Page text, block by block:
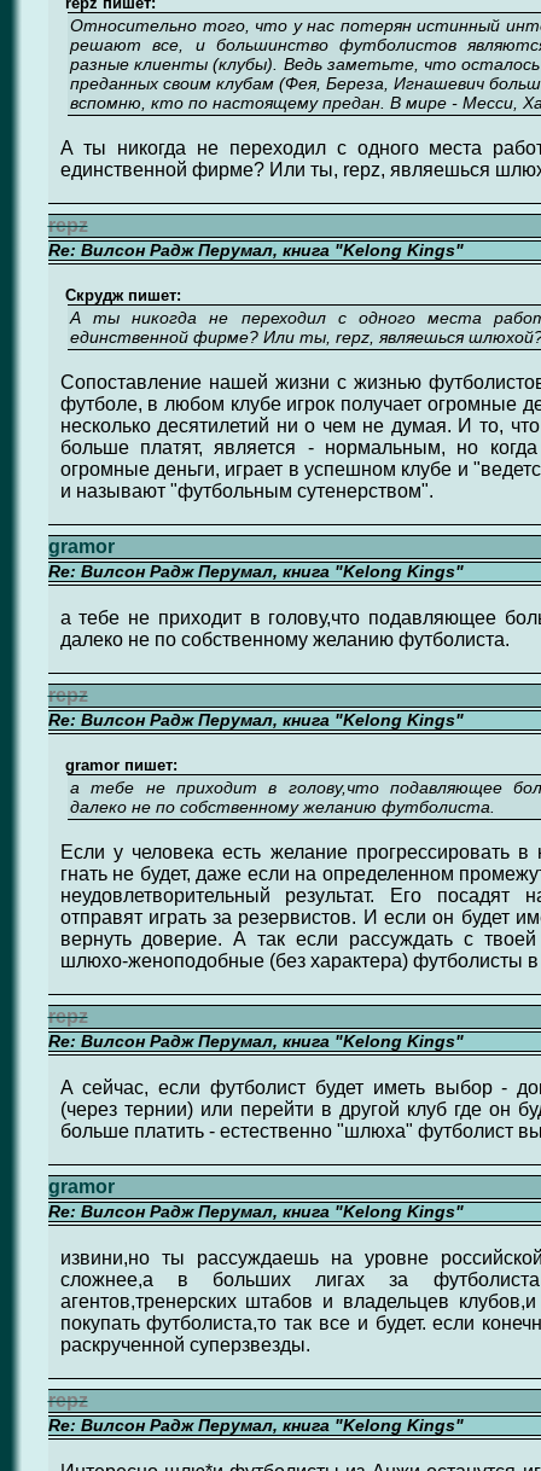
Относительно того, что у нас потерян истинный
решают все, и большинство футболистов
разные клиенты (клубы). Ведь заметьте, что
преданных своим клубам (Фея, Береза, Игнашевич
вспомню, кто по настоящему предан. В мире - Месси,
А ты никогда не переходил с одного места
единственной фирме? Или ты, repz, являешься
repz
Re: Вилсон Радж Перумал, книга "Kelong Kings"
Скрудж пишет:
А ты никогда не переходил с одного места
единственной фирме? Или ты, repz, являешься
Сопоставление нашей жизни с жизнью
футболе, в любом клубе игрок получает огромные
несколько десятилетий ни о чем не думая. И то,
больше платят, является - нормальным, но
огромные деньги, играет в успешном клубе и
и называют "футбольным сутенерством".
gramor
Re: Вилсон Радж Перумал, книга "Kelong Kings"
а тебе не приходит в голову,что подавляющее
далеко не по собственному желанию футболиста.
repz
Re: Вилсон Радж Перумал, книга "Kelong Kings"
gramor пишет:
а тебе не приходит в голову,что подавляющее
далеко не по собственному желанию футболиста.
Если у человека есть желание прогрессировать в
гнать не будет, даже если на определенном
неудовлетворительный результат. Его
отправят играть за резервистов. И если он будет
вернуть доверие. А так если рассуждать с
шлюхо-женоподобные (без характера) футболисты
repz
Re: Вилсон Радж Перумал, книга "Kelong Kings"
А сейчас, если футболист будет иметь выбор -
(через тернии) или перейти в другой клуб где он
больше платить - естественно "шлюха" футболист
gramor
Re: Вилсон Радж Перумал, книга "Kelong Kings"
извини,но ты рассуждаешь на уровне
сложнее,а в больших лигах за
агентов,тренерских штабов и владельцев
покупать футболиста,то так все и будет. если
раскрученной суперзвезды.
repz
Re: Вилсон Радж Перумал, книга "Kelong Kings"